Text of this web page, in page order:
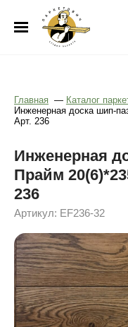
Главная — Каталог
Инженерная доска шип-
Арт. 236
Инженерная
Прайм
236
Артикул: EF236-32